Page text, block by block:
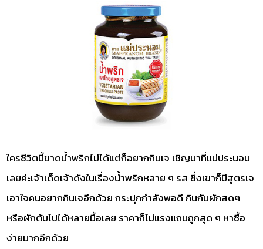
ใครชีวิตนี้ขาดน้ำพริกไม่ได้แต่ก็อยากกินเจ เชิญมาที่แม่ประนอม
เลยค่ะเจ้าเด็ดเจ้าดังในเรื่องน้ำพริกหลาย ๆ รส ซึ่งเขาก็มีสูตรเจ
เอาใจคนอยากกินเจอีกด้วย กระปุกกำลังพอดี กินกับผักสดๆ
หรือผักต้มไปได้หลายมื้อเลย ราคาก็ไม่แรงแถมถูกสุด ๆ หาซื้อ
ง่ายมากอีกด้วย